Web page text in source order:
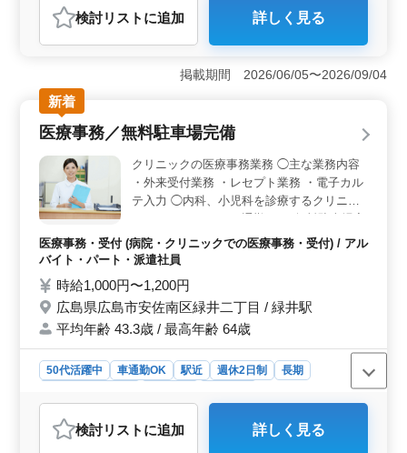
おすすめポイント
＜車通勤OKで通いやすい＞ マイカー通勤が可能で無料
駐車場も完備しており、通勤負担を抑えられる環境で
す。残業なしのため、無理なく安定した勤務を続けやす
い職場です。 ＜調剤事務経験を活かせる＞ 処方箋
受付、データ入力、精算対応、レセプト業務などを担当
します。これまでの調剤事務経験や診療報酬請求の知識
を活かして活躍できます。 ＜安心の待遇で長く働け
ど福利厚生も整っており、経験を活かしながら安心して
長く働ける環境です。
検討リスト に追加 詳しく見る
掲載期間 2026/06/05〜2026/09/04
新着
医療事務／無料駐車場完備
クリニックの医療事務業務 ◯主な業務内容
・外来受付業務 ・レセプト業務 ・電子カル
テ入力 ◯内科、小児科を診療するクリニッ
備） ＊駅チカ ＊交通費支給 ＊完全週休2日
制 ベテラン事務員さんを募集します。 まだ
です！
医療事務・受付 (病院・クリニックでの医療事務・受付) / アル
バイト・パート・派遣社員
時給1,000円〜1,200円
広島県広島市安佐南区緑井二丁目 / 緑井駅
平均年齢 43.3歳 / 最高年齢 64歳
50代活躍中 車通勤OK 駅近 週休2日制
長期
医療事務・受付
おすすめポイント
検討リスト に追加 詳しく見る